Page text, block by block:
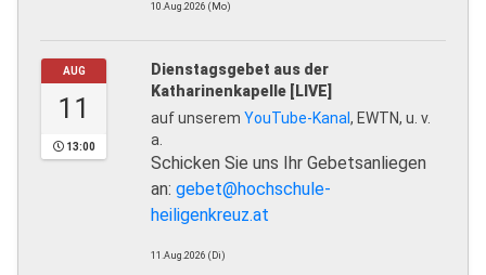
10.Aug.2026 (Mo)
AUG
11
13:00
Dienstagsgebet aus der
Katharinenkapelle [LIVE]
auf unserem YouTube-Kanal, EWTN, u. v.
a.
Schicken Sie uns Ihr Gebetsanliegen
an: gebet@hochschule-
heiligenkreuz.at
11.Aug.2026 (Di)